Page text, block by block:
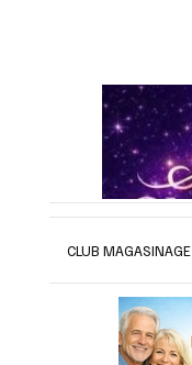
CLUB MAGASINAGE